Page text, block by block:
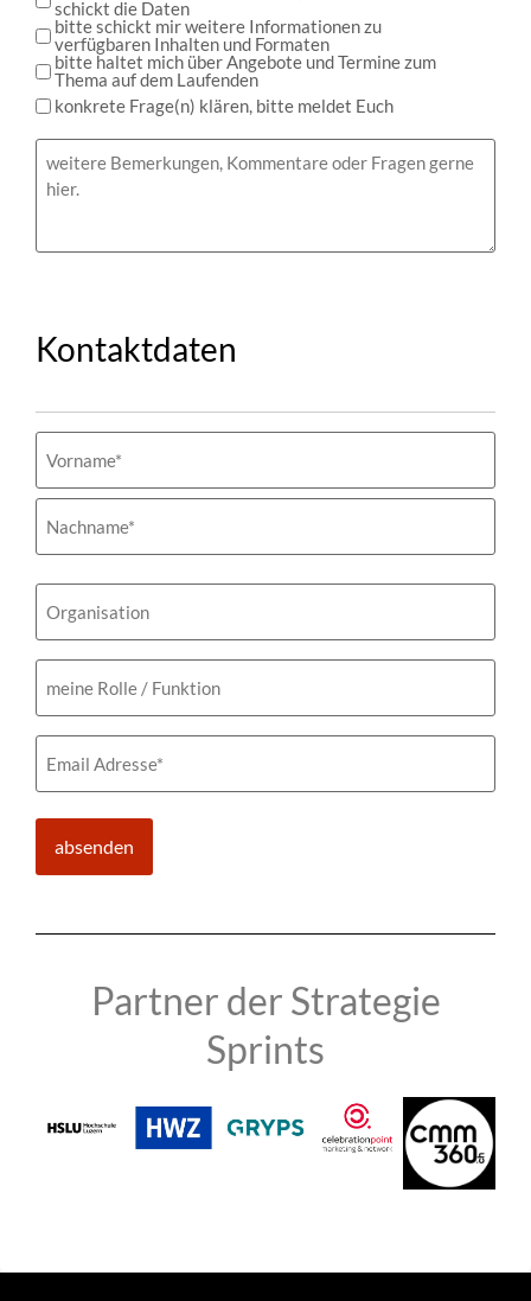
schickt die Daten
bitte schickt mir weitere Informationen zu
verfügbaren Inhalten und Formaten
bitte haltet mich über Angebote und Termine zum
Thema auf dem Laufenden
konkrete Frage(n) klären, bitte meldet Euch
Bemerkungen
Kontaktdaten
Organisation
meine
Rolle
Email
(erforderlich)
Partner der Strategie
Sprints